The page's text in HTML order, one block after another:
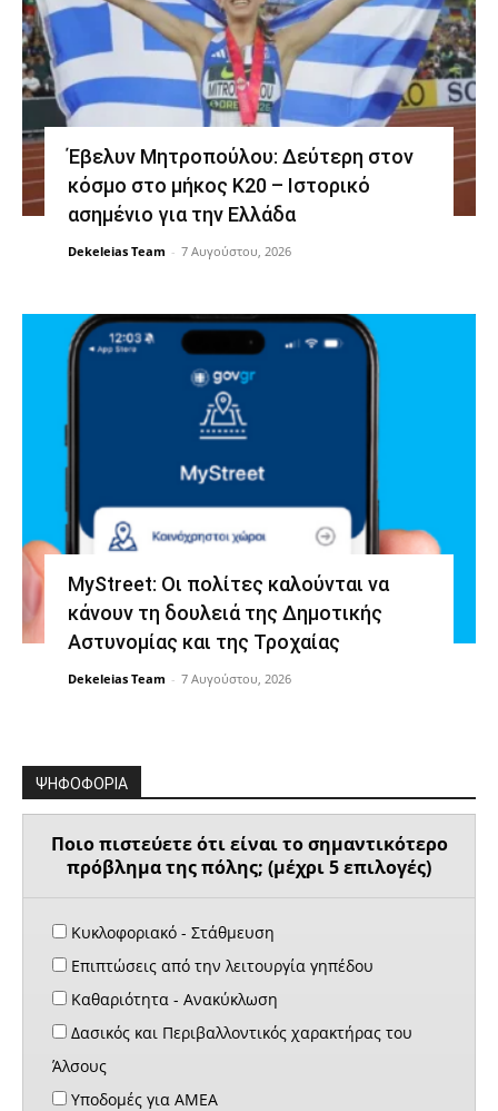
Έβελυν Μητροπούλου: Δεύτερη στον
κόσμο στο μήκος Κ20 – Ιστορικό
ασημένιο για την Ελλάδα
Dekeleias Team - 7 Αυγούστου, 2026
MyStreet: Οι πολίτες καλούνται να
κάνουν τη δουλειά της Δημοτικής
Αστυνομίας και της Τροχαίας
Dekeleias Team - 7 Αυγούστου, 2026
ΨΗΦΟΦΟΡΙΑ
Ποιο πιστεύετε ότι είναι το σημαντικότερο
πρόβλημα της πόλης; (μέχρι 5 επιλογές)
Κυκλοφοριακό - Στάθμευση
Επιπτώσεις από την λειτουργία γηπέδου
Καθαριότητα - Ανακύκλωση
Δασικός και Περιβαλλοντικός χαρακτήρας του
Άλσους
Υποδομές για ΑΜΕΑ